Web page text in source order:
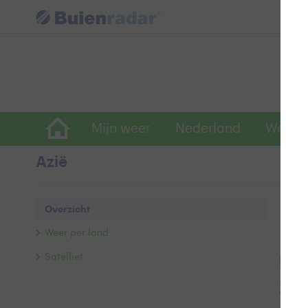
Mijn weer Nederland
Azië
Overzicht
Weer per land
Satelliet